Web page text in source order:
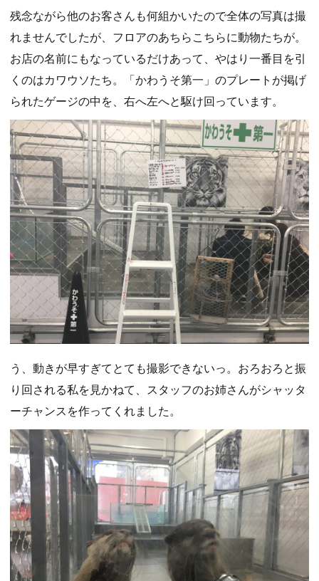
残念ながら他のお客さんも何組かいたので全体の写真は撮
れませんでしたが、フロアのあちらこちらに動物たちが。
お店の名前にもなっているだけあって、やはり一番目を引
くのはカワウソたち。「かわうそ第一」のプレートが掲げ
られたゲージの中を、右へ左へと駆け回っています。
う、動きが早すぎてとても撮影できないっ。おろおろと振
り回される私を見かねて、スタッフのお姉さんがシャッタ
ーチャンスを作ってくれました。